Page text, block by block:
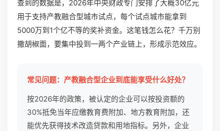
查到的数据是，2026年中央财政专门安排了大概30亿元
用于支持产教融合型城市试点，每个试点城市能拿到
5000万到1个亿不等的奖补资金。这笔钱怎么花？千万别
撒胡椒面，要集中投到一两个产业链上，形成示范效应。
常见问题：产教融合型企业到底能享受什么好处？
按2026年的政策，被认定的企业可以按投资额的
30%抵免当年应缴教育费附加、地方教育附加，还
能优先获得技术改造贷款和用地指标。另外，企业